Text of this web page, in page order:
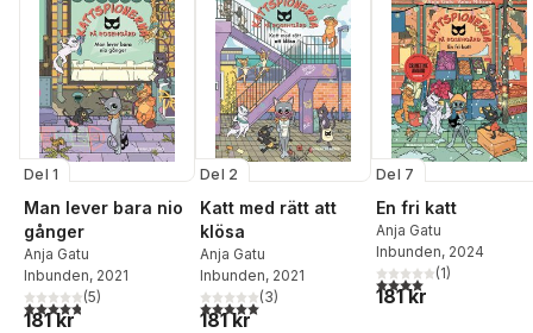
Del 1
Man lever bara nio
gånger
Anja Gatu
Inbunden, 2021
4,8utav 5 stjärnor. Totalt antal röster:
(5)
181 kr
Del 2
Katt med rätt att
klösa
Anja Gatu
Inbunden, 2021
5,0utav 5 stjärnor. Totalt antal röster:
(3)
181 kr
Del 7
En fri katt
Anja Gatu
Inbunden, 2024
4,0utav 5 stjärnor.
(1)
181 kr